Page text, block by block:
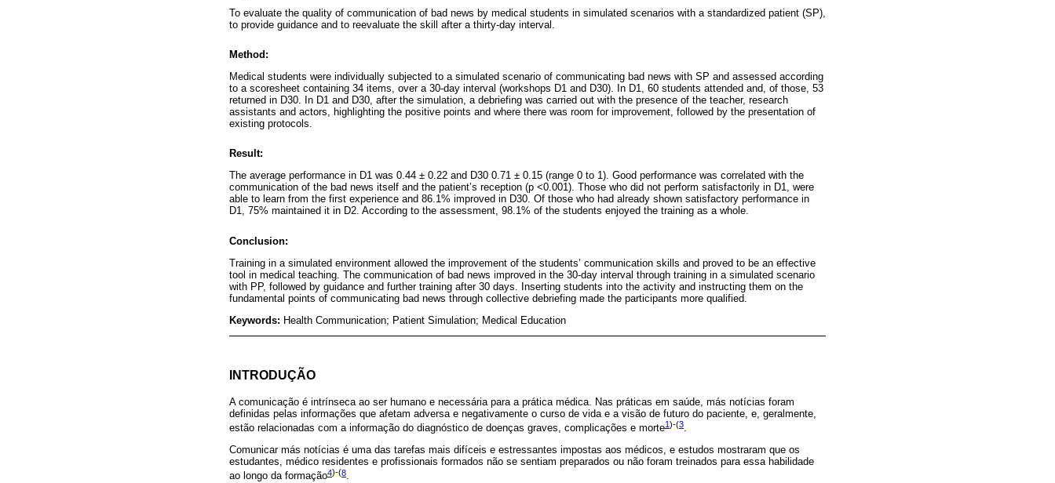
To evaluate the quality of communication of bad news by medical students in simulated scenarios with a standardized patient (SP),
to provide guidance and to reevaluate the skill after a thirty-day interval.
Method:
Medical students were individually subjected to a simulated scenario of communicating bad news with SP and assessed according
to a scoresheet containing 34 items, over a 30-day interval (workshops D1 and D30). In D1, 60 students attended and, of those, 53
returned in D30. In D1 and D30, after the simulation, a debriefing was carried out with the presence of the teacher, research
assistants and actors, highlighting the positive points and where there was room for improvement, followed by the presentation of
existing protocols.
Result:
The average performance in D1 was 0.44 ± 0.22 and D30 0.71 ± 0.15 (range 0 to 1). Good performance was correlated with the
communication of the bad news itself and the patient’s reception (p <0.001). Those who did not perform satisfactorily in D1, were
able to learn from the first experience and 86.1% improved in D30. Of those who had already shown satisfactory performance in
D1, 75% maintained it in D2. According to the assessment, 98.1% of the students enjoyed the training as a whole.
Conclusion:
Training in a simulated environment allowed the improvement of the students’ communication skills and proved to be an effective
tool in medical teaching. The communication of bad news improved in the 30-day interval through training in a simulated scenario
with PP, followed by guidance and further training after 30 days. Inserting students into the activity and instructing them on the
fundamental points of communicating bad news through collective debriefing made the participants more qualified.
Keywords: Health Communication; Patient Simulation; Medical Education
INTRODUÇÃO
A comunicação é intrínseca ao ser humano e necessária para a prática médica. Nas práticas em saúde, más notícias foram
definidas pelas informações que afetam adversa e negativamente o curso de vida e a visão de futuro do paciente, e, geralmente,
estão relacionadas com a informação do diagnóstico de doenças graves, complicações e morte1)-(3.
Comunicar más notícias é uma das tarefas mais difíceis e estressantes impostas aos médicos, e estudos mostraram que os
estudantes, médico residentes e profissionais formados não se sentiam preparados ou não foram treinados para essa habilidade
ao longo da formação4)-(8.